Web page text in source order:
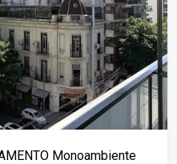
Monoambiente